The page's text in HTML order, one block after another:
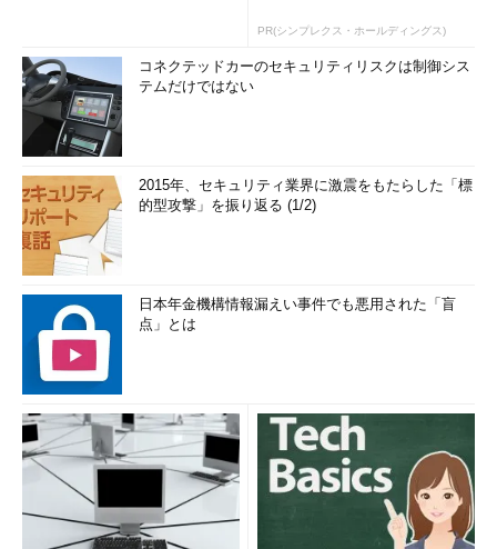
く、WindowsデスクトップOSのライセンス制限にある
WindowsデスクトップOSそのもののVDIをクラウドで提供でき
ないのは、Microsoft VDIのライセンスコストが高いから
記事を見たことがあります。しかし、本当の理由はライセンスコ
ストではなく、WindowsデスクトップOSのライセンス上、許可
されていないということになります。つまり、技術的には可能で
も、やってはいけないのです。
「その知識、ホントに正しい？ Windowsにまつわる都市伝説」バックナンバー
11の機能
“ウソ”、Windows Updateの裏ワザ「UsoClient
StartScan」がWindows 11から使えなくなった！ は“ウ
ソ”
Windows 11 バージョン23H2がWindows Update経由でや
って来る体験が“人それぞれ”なワケ
Windowsに標準搭載されていた、あのトラブルシューティ
ングツールは今どこに？
Excel バージョン2308に追加されたはずの“新機能［Ctrl］
PR(シンプレクス・ホールディングス)
コネクテッドカーのセキュリティリスクは制御シス
テムだけではない
2015年、セキュリティ業界に激震をもたらした「標
的型攻撃」を振り返る (1/2)
日本年金機構情報漏えい事件でも悪用された「盲
点」とは